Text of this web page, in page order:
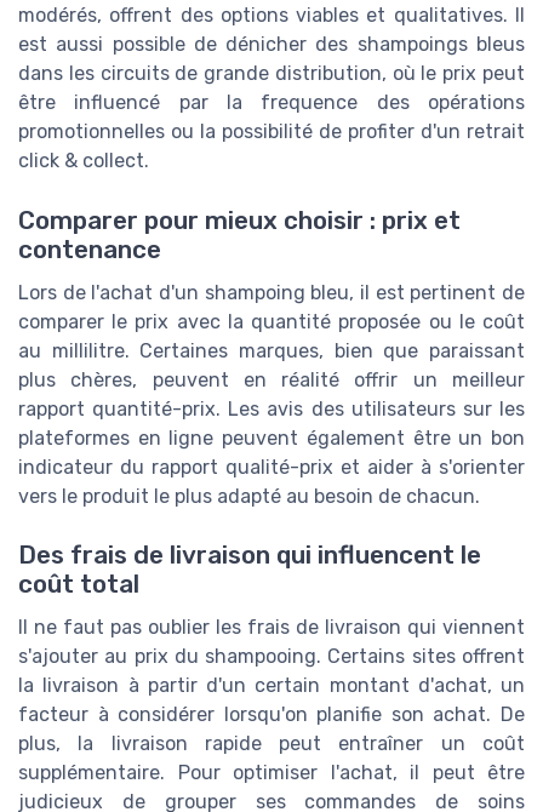
modérés, offrent des options viables et qualitatives. Il
est aussi possible de dénicher des shampoings bleus
dans les circuits de grande distribution, où le prix peut
être influencé par la frequence des opérations
promotionnelles ou la possibilité de profiter d'un retrait
click & collect.
Comparer pour mieux choisir : prix et
contenance
Lors de l'achat d'un shampoing bleu, il est pertinent de
comparer le prix avec la quantité proposée ou le coût
au millilitre. Certaines marques, bien que paraissant
plus chères, peuvent en réalité offrir un meilleur
rapport quantité-prix. Les avis des utilisateurs sur les
plateformes en ligne peuvent également être un bon
indicateur du rapport qualité-prix et aider à s'orienter
vers le produit le plus adapté au besoin de chacun.
Des frais de livraison qui influencent le
coût total
Il ne faut pas oublier les frais de livraison qui viennent
s'ajouter au prix du shampooing. Certains sites offrent
la livraison à partir d'un certain montant d'achat, un
facteur à considérer lorsqu'on planifie son achat. De
plus, la livraison rapide peut entraîner un coût
supplémentaire. Pour optimiser l'achat, il peut être
judicieux de grouper ses commandes de soins